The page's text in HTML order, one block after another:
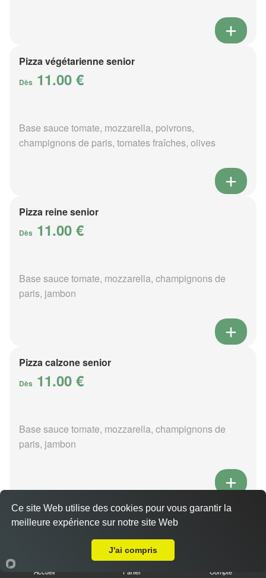
Pizza végétarienne senior
Dès 11.00 €
Base sauce tomate, mozzarella, poivrons,
champignons de paris, tomates fraîches, olives
Pizza reine senior
Dès 11.00 €
Base sauce tomate, mozzarella, champignons de
paris, jambon
Pizza calzone senior
Dès 11.00 €
Base sauce tomate, mozzarella, champignons de
paris, jambon
Pizza 4 fromages senior
11.00 €
Accueil Panier Compte
Ce site Web utilise des cookies pour vous garantir la
meilleure expérience sur notre site Web
J'ai compris